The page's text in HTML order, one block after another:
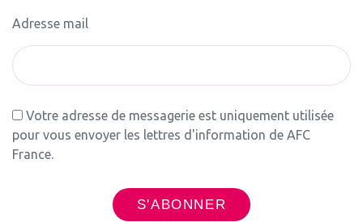
Adresse mail
Votre adresse de messagerie est uniquement utilisée
pour vous envoyer les lettres d'information de AFC
France.